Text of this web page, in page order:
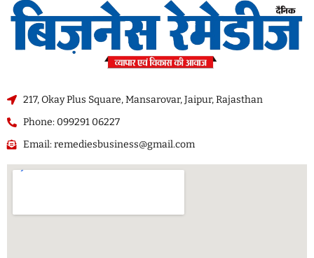
217, Okay Plus Square, Mansarovar, Jaipur, Rajasthan
Phone: 099291 06227
Email: remediesbusiness@gmail.com